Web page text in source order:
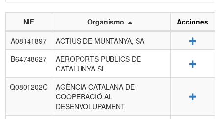
Listado
de
entidades
NIF Organismo
Acciones
A08141897
ACTIUS DE MUNTANYA, SA
B64748627
AEROPORTS PUBLICS DE
CATALUNYA SL
Q0801202C
AGÈNCIA CATALANA DE
COOPERACIÓ AL
DESENVOLUPAMENT